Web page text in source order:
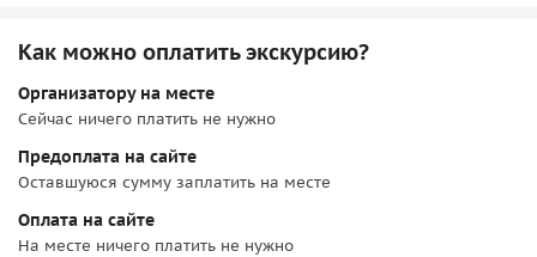
Как можно оплатить экскурсию?
Организатору на месте
Сейчас ничего платить не нужно
Предоплата на сайте
Оставшуюся сумму заплатить на месте
Оплата на сайте
На месте ничего платить не нужно